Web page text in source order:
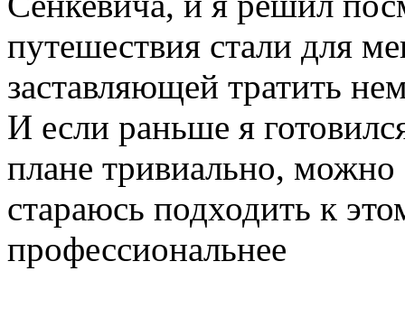
путешествия стали для
заставляющей тратить
И если раньше я
плане тривиально, можно
стараюсь подходить к
профессиональнее